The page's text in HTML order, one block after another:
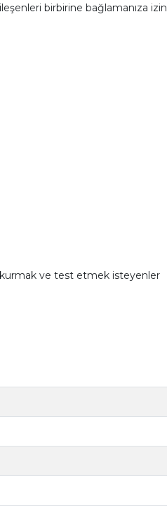
birbirine bağlamanıza izin
kurmak ve test etmek isteyenler